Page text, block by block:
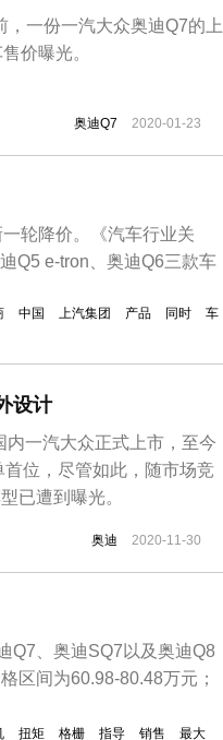
一份一汽大众奥迪Q7的上
价曝光。
奥迪Q7 2020-01-23
轮降价。《汽车行业关
Q5 e-tron、奥迪Q6三款车
中国 上汽集团 产品 同时
车
设计
一汽大众正式上市，至今
位，尽管如此，随市场竞
已遭到曝光。
奥迪 2020-11-30
Q7、奥迪SQ7以及奥迪Q8
区间为60.98-80.48万元；
扭矩 格栅 指导 销售
最大